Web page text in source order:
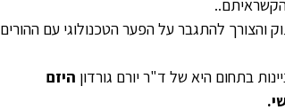
והצורך להתגבר על הפער הטכנולוגי עם ההורים
בתחום היא של ד"ר יורם גורדון היזם